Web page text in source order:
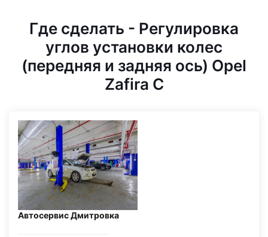
Где сделать - Регулировка
углов установки колес
(передняя и задняя ось) Opel
Zafira C
Автосервис Дмитровка